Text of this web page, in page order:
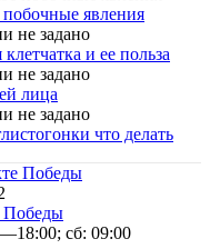
побочные явления
и ее польза
лица
что делать
Победы
Победы
сб: 09:00